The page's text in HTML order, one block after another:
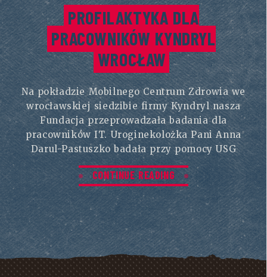
PROFILAKTYKA DLA
PRACOWNIKÓW KYNDRYL
WROCŁAW
Na pokładzie Mobilnego Centrum Zdrowia we
wrocławskiej siedzibie firmy Kyndryl nasza
Fundacja przeprowadzała badania dla
pracowników IT. Uroginekolożka Pani Anna
Darul-Pastuszko badała przy pomocy USG
CONTINUE READING